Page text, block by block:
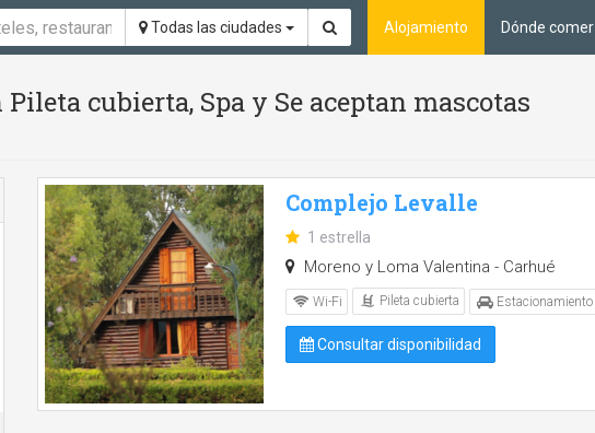
Todas las ciudades Alojamiento Dónde comer
cubierta, Spa y Se aceptan mascotas
Complejo Levalle
1 estrella
Moreno y Loma Valentina - Carhué
Wi-Fi Pileta cubierta Estacionamiento
Consultar disponibilidad